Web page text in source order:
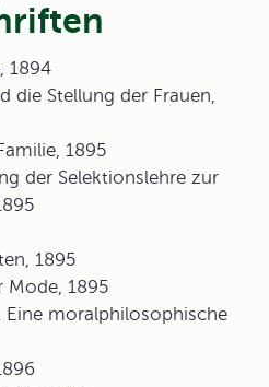
1894
die Stellung der Frauen,
1895
der Selektionslehre zur
1895
Mode, 1895
Eine moralphilosophische